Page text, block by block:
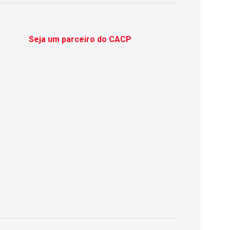
Seja um parceiro do CACP